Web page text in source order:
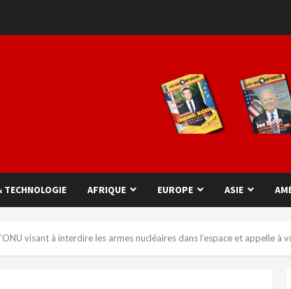
TECHNOLOGIE AFRIQUE EUROPE ASIE
visant à interdire les armes nucléaires dans l’espace et appelle